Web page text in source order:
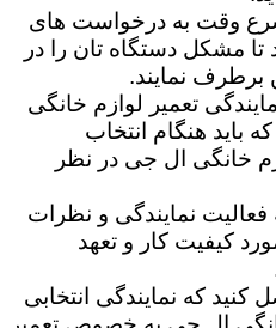
وقت به درخواست های
مشکل دستگاه تان را در
برطرف نمایند.
تعمیر لوازم خانگی
باید هنگام انتخاب
خانگی ال جی در نظر
فعالیت نمایندگی و نظرات
کیفیت کار و تعهد
که نمایندگی انتخابی